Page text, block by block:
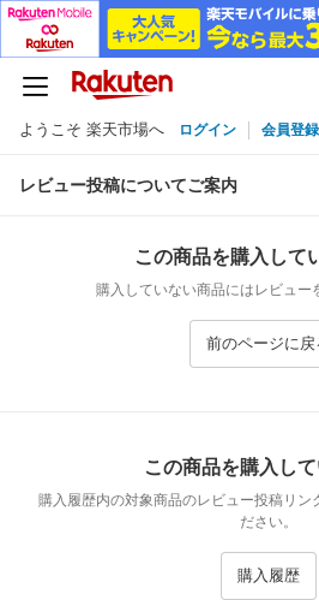
ようこそ 楽天市場へ ログイン 会員登録
レビュー投稿についてご案内
この商品を購入して
購入していない商品にはレビュー
前のページに戻
この商品を購入し
購入履歴内の対象商品のレビュー投稿リン
ださい。
購入履歴